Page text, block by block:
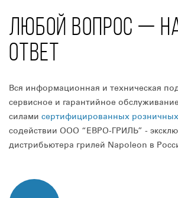
ЛЮБОЙ ВОПРОС —
ОТВЕТ
Вся информационная и техническая
сервисное и гарантийное
силами сертифицированных розничных
содействии ООО “ЕВРО-ГРИЛЬ” -
дистрибьютера грилей Napoleon в